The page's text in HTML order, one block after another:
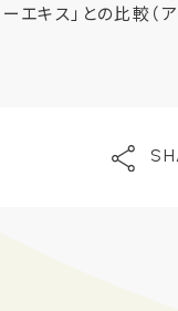
エキス」との比較（ア